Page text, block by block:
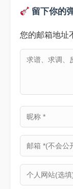
留下你的
您的邮箱地址